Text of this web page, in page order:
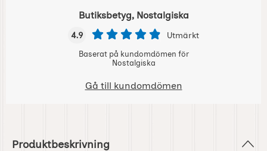
Butiksbetyg, Nostalgiska
4.9 Utmärkt
Baserat på kundomdömen för
Nostalgiska
Gå till kundomdömen
Produktbeskrivning